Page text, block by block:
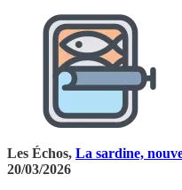
Les Échos, La sardine,
20/03/2026